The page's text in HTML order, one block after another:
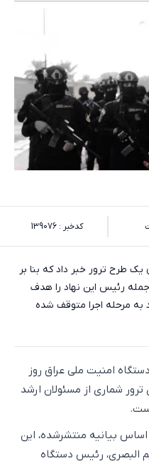
کدخبر : 139076
یک طرح ترور خبر داد که بنا بر
جمله رئیس این نهاد را هدف
به مرحله اجرا متوقف شده
امنیت ملی عراق روز
شماری از مسئولان ارشد
بیانیه منتشرشده، این
البصری، رئیس دستگاه